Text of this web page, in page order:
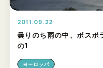
2011.09.22
曇りのち雨の中、ボス
の1
ヨーロッパ